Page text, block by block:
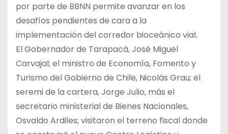
por parte de BBNN permite avanzar en los
desafíos pendientes de cara a la
implementación del corredor bioceánico vial.
El Gobernador de Tarapacá, José Miguel
Carvajal; el ministro de Economía, Fomento y
Turismo del Gobierno de Chile, Nicolás Grau; el
seremi de la cartera, Jorge Julio, más el
secretario ministerial de Bienes Nacionales,
Osvaldo Ardiles; visitaron el terreno fiscal donde